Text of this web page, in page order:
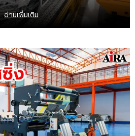
อ่านเพิ่มเติม